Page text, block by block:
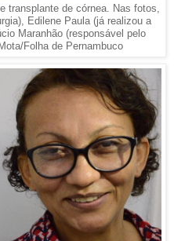
transplante de córnea. Nas fotos,
Edilene Paula (já realizou a
Maranhão (responsável pelo
Folha de Pernambuco